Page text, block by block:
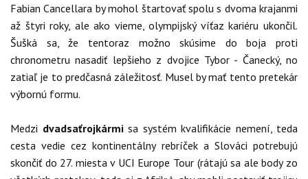
Fabian Cancellara by mohol štartovať spolu s dvoma krajanmi
až štyri roky, ale ako vieme, olympijský víťaz kariéru ukončil.
Šušká sa, že tentoraz možno skúsime do boja proti
chronometru nasadiť lepšieho z dvojice Tybor - Čanecký, no
zatiaľ je to predčasná záležitosť. Musel by mať tento pretekár
výbornú formu.
Medzi dvadsaťrojkármisa systém kvalifikácie nemení, teda
cesta vedie cez kontinentálny rebríček a Slováci potrebujú
skončiť do 27. miesta v UCI Europe Tour (rátajú sa ale body zo